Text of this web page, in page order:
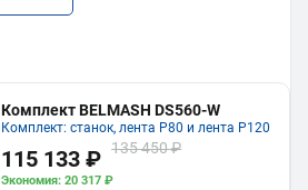
Комплект BELMASH DS560-W
Комплект: станок, лента P80 и лента P120
115 133 ₽ 135 450 ₽
Экономия: 20 317 ₽